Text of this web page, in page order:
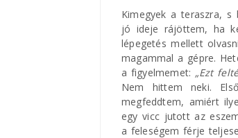
Kimegyek a teraszra,
jó ideje rájöttem, ha
lépegetés mellett
magammal a gépre.
a figyelmemet: „Ezt
Nem hittem neki.
megfeddtem, amiért
egy vicc jutott az
a feleségem férje